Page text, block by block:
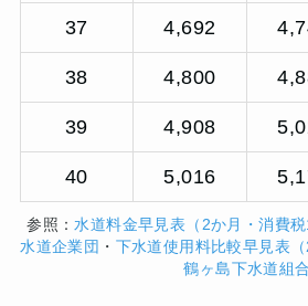
37 4,692
38 4,800
39 4,908
40 5,016
参照：水道料金早見表（2か月・消費
水道企業団 ・ 下水道使用料比較早見表
鶴ヶ島下水道組合